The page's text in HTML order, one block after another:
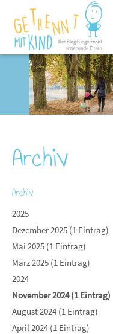
Archiv
Archiv
2025
Dezember 2025 (1 Eintrag)
Mai 2025 (1 Eintrag)
März 2025 (1 Eintrag)
2024
November 2024 (1 Eintrag)
August 2024 (1 Eintrag)
April 2024 (1 Eintrag)